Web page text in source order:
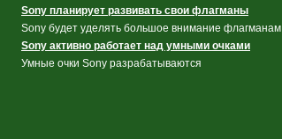
Sony планирует развивать свои флагманы
Sony будет уделять большое внимание флагманам
Sony активно работает над умными очками
Умные очки Sony разрабатываются